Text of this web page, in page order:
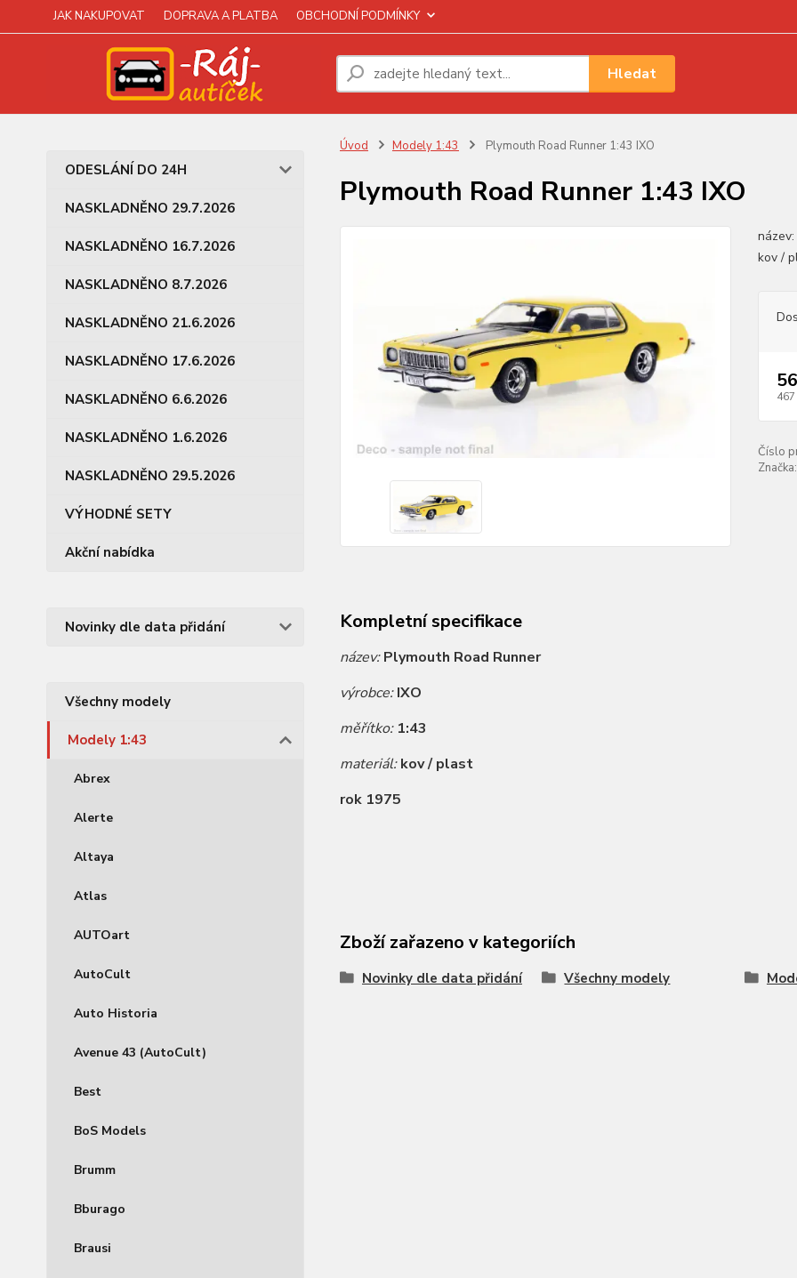
JAK NAKUPOVAT DOPRAVA A PLATBA OBCHODNÍ PODMÍNKY
Hledat
ODESLÁNÍ DO 24H
NASKLADNĚNO 29.7.2026
NASKLADNĚNO 16.7.2026
NASKLADNĚNO 8.7.2026
NASKLADNĚNO 21.6.2026
NASKLADNĚNO 17.6.2026
NASKLADNĚNO 6.6.2026
NASKLADNĚNO 1.6.2026
NASKLADNĚNO 29.5.2026
VÝHODNÉ SETY
Akční nabídka
Novinky dle data přidání
Všechny modely
Modely 1:43
Abrex
Alerte
Altaya
Atlas
AUTOart
AutoCult
Auto Historia
Avenue 43 (AutoCult)
Best
BoS Models
Brumm
Bburago
Brausi
Úvod Modely 1:43 Plymouth Road Runner 1:43 IXO
Plymouth Road Runner 1:43 IXO
kov /
467
Číslo
Značka:
Kompletní specifikace
název:Plymouth Road Runner
výrobce:IXO
měřítko: 1:43
materiál:kov / plast
rok 1975
Zboží zařazeno v kategoriích
Novinky dle data přidání Všechny modely